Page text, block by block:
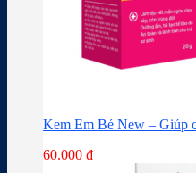
Kem Em Bé New – Giúp
60.000 ₫